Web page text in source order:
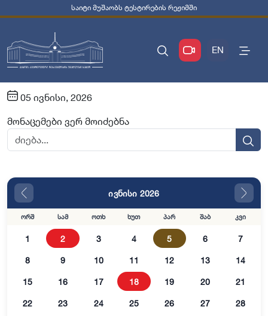
საიტი მუშაობს ტესტირების რეჟიმში
EN
05 ივნისი, 2026
მონაცემები ვერ მოიძებნა
ივნისი 2026
ორშ სამ ოთხ ხუთ პარ შაბ კვი
1 2 3 4 5 6 7
8 9 10 11 12 13 14
15 16 17 18 19 20 21
22 23 24 25 26 27 28